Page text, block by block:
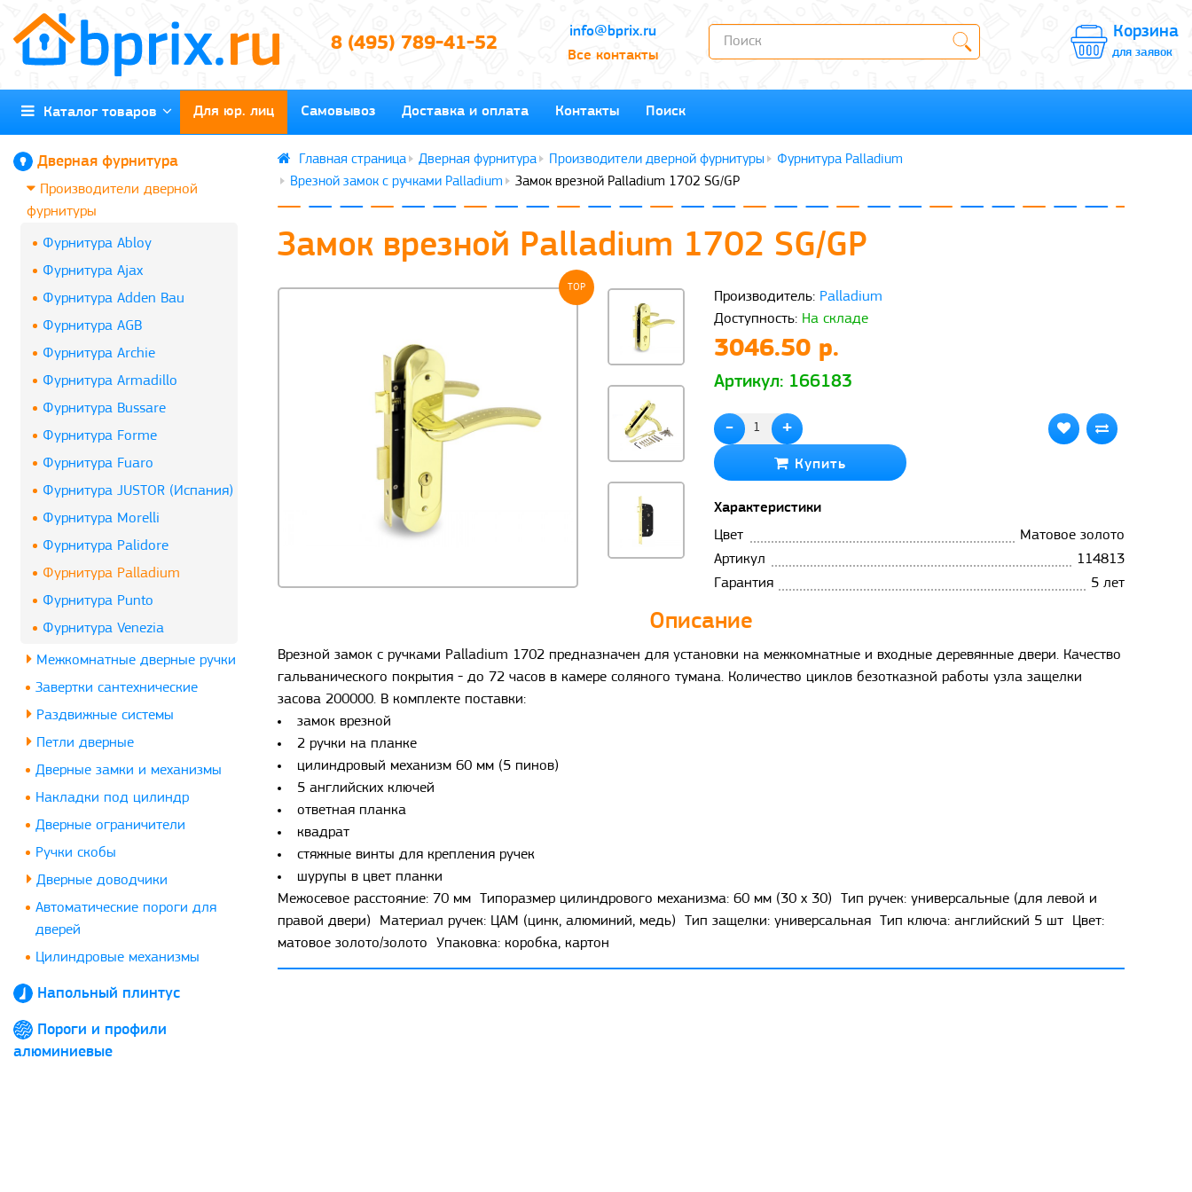
8 (495) 789-41-52
info@bprix.ru
Все контакты
Корзина
для заявок
Каталог товаров Для юр. лиц Самовывоз Доставка и оплата Контакты Поиск
Дверная фурнитура
Производители дверной
фурнитуры
Фурнитура Abloy
Фурнитура Ajax
Фурнитура Adden Bau
Фурнитура AGB
Фурнитура Archie
Фурнитура Armadillo
Фурнитура Bussare
Фурнитура Forme
Фурнитура Fuaro
Фурнитура JUSTOR (Испания)
Фурнитура Morelli
Фурнитура Palidore
Фурнитура Palladium
Фурнитура Punto
Фурнитура Venezia
Межкомнатные дверные ручки
Завертки сантехнические
Раздвижные системы
Петли дверные
Дверные замки и механизмы
Накладки под цилиндр
Дверные ограничители
Ручки скобы
Дверные доводчики
Автоматические пороги для
дверей
Цилиндровые механизмы
Напольный плинтус
Пороги и профили
алюминиевые
Дверная фурнитура Производители дверной фурнитуры
Фурнитура Palladium
Врезной замок с ручками Palladium
Замок врезной Palladium 1702 SG/GP
Замок врезной Palladium 1702 SG/GP
TOP
Производитель: Palladium
Доступность: На складе
3046.50 р.
Артикул: 166183
- +
Купить
Характеристики
Цвет
Матовое золото
Артикул
114813
Гарантия
5 лет
Описание
Врезной замок с ручками Palladium 1702 предназначен для установки на межкомнатные и входные деревянные двери. Качество
гальванического покрытия - до 72 часов в камере соляного тумана. Количество циклов безотказной работы узла защелки
засова 200000. В комплекте поставки:
замок врезной
2 ручки на планке
цилиндровый механизм 60 мм (5 пинов)
5 английских ключей
ответная планка
квадрат
стяжные винты для крепления ручек
шурупы в цвет планки
Межосевое расстояние: 70 мм Типоразмер цилиндрового механизма: 60 мм (30 х 30) Тип ручек: универсальные (для левой и
правой двери) Материал ручек: ЦАМ (цинк, алюминий, медь) Тип защелки: универсальная Тип ключа: английский 5 шт Цвет:
матовое золото/золото Упаковка: коробка, картон